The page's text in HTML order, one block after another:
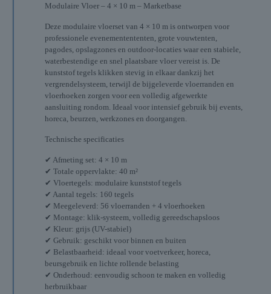
Modulaire Vloer – 4 × 10 m – Marketbase
Deze modulaire vloerset van 4 × 10 m is ontworpen voor
professionele evenementententen, grote vouwtenten,
pagodes, opslagzones en outdoor-locaties waar een stabiele,
waterbestendige en snel plaatsbare vloer vereist is. De
kunststof tegels klikken stevig in elkaar dankzij het
vergrendelsysteem, terwijl de bijgeleverde vloerranden en
vloerhoeken zorgen voor een volledig afgewerkte
aansluiting rondom. Ideaal voor intensief gebruik bij events,
horeca, beurzen, werkzones en doorgangen.
Technische specificaties
✔ Afmeting set: 4 × 10 m
✔ Totale oppervlakte: 40 m²
✔ Vloertegels: modulaire kunststof tegels
✔ Aantal tegels: 160 tegels
✔ Meegeleverd: 56 vloerranden + 4 vloerhoeken
✔ Montage: klik-systeem, volledig gereedschapsloos
✔ Kleur: grijs (UV-stabiel)
✔ Gebruik: geschikt voor binnen en buiten
✔ Belastbaarheid: ideaal voor voetverkeer, horeca,
beursgebruik en lichte rollende belasting
✔ Onderhoud: eenvoudig schoon te maken en volledig
herbruikbaar